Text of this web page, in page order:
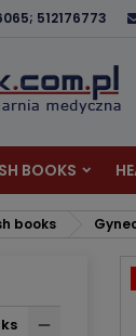
512176773
BOOKS
books